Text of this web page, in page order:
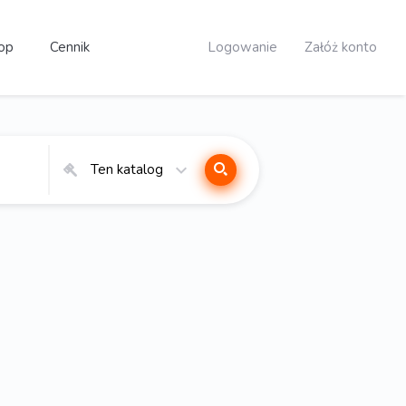
Cennik Logowanie Załóż konto
Ten katalog